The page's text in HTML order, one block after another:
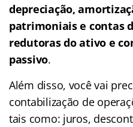
depreciação,
patrimoniais e contas
redutoras do ativo e
passivo.
Além disso, você vai
contabilização de
tais como: juros,